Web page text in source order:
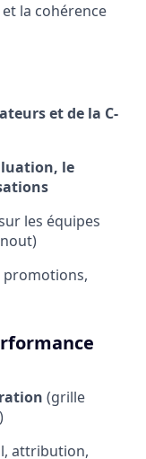
et la cohérence
et de la C-
le
les équipes
promotions,
(grille
attribution,